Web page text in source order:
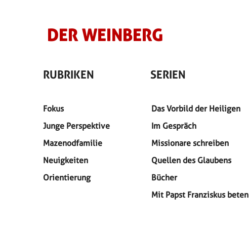
DER WEINBERG
RUBRIKEN
Fokus
Junge Perspektive
Mazenodfamilie
Neuigkeiten
Orientierung
SERIEN
Das Vorbild der Heiligen
Im Gespräch
Missionare schreiben
Quellen des Glaubens
Bücher
Mit Papst Franziskus beten